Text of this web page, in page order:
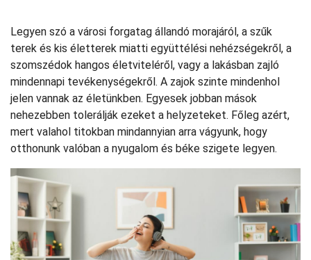
Legyen szó a városi forgatag állandó morajáról, a szűk
terek és kis életterek miatti együttélési nehézségekről, a
szomszédok hangos életviteléről, vagy a lakásban zajló
mindennapi tevékenységekről. A zajok szinte mindenhol
jelen vannak az életünkben. Egyesek jobban mások
nehezebben tolerálják ezeket a helyzeteket. Főleg azért,
mert valahol titokban mindannyian arra vágyunk, hogy
otthonunk valóban a nyugalom és béke szigete legyen.